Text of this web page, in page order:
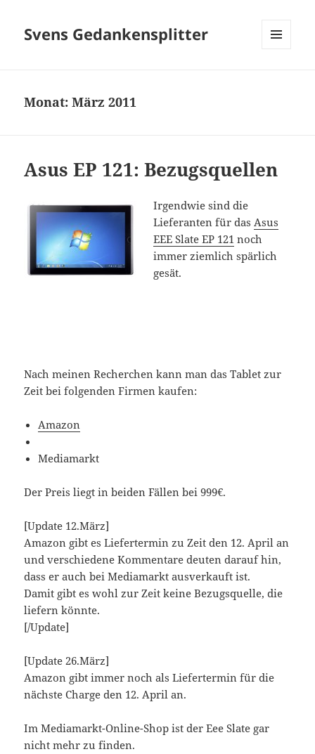
Svens Gedankensplitter
Monat:März 2011
Asus EP 121: Bezugsquellen
Irgendwie sind die
Lieferanten für dasAsus
EEE Slate EP 121 noch
immer ziemlich spärlich
gesät.
Nach meinen Recherchen kann man das Tablet zur
Zeit bei folgenden Firmen kaufen:
Amazon
Mediamarkt
Der Preis liegt in beiden Fällen bei 999€.
[Update 12.März]
Amazon gibt es Liefertermin zu Zeit den 12. April an
und verschiedene Kommentare deuten darauf hin,
dass er auch bei Mediamarkt ausverkauft ist.
Damit gibt es wohl zur Zeit keine Bezugsquelle, die
liefern könnte.
[/Update]
[Update 26.März]
Amazon gibt immer noch als Liefertermin für die
nächste Charge den 12. April an.
Im Mediamarkt-Online-Shop ist der Eee Slate gar
nicht mehr zu finden.